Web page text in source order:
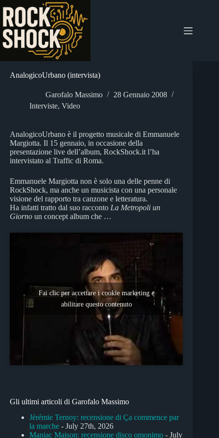
contenuto
AnalogicoUrbano (intervista)
Garofalo Massimo
28 Gennaio 2008
Interviste, Video
AnalogicoUrbano è il progetto musicale di Emmanuele
Margiotta. Il 15 gennaio, in occasione della
presentazione live dell’album, RockShock.it l’ha
intervistato al Traffic di Roma.
Emmanuele Margiotta non è solo una delle penne di
RockShock, ma anche un musicista con una personale
visione del rapporto tra canzone e letteratura.
Ha infatti tratto dal suo racconto La Metropoli un
Giorno un concept album che …
Fai clic per accettare i cookie marketing e
abilitare questo contenuto
Gli ultimi articoli di Garofalo Massimo
Jérémie Ternoy: recensione di Ça commence par
la marche - July 27th, 2026
Maniac Maison: recensione disco omonimo - July